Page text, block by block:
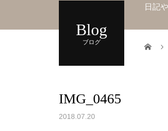
Blog
ブログ
日記
IMG_0465
2018.07.20